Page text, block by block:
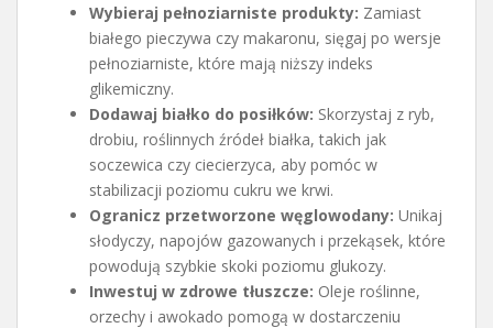
Wybieraj pełnoziarniste produkty: Zamiast
białego pieczywa czy makaronu, sięgaj po wersje
pełnoziarniste, które mają niższy indeks
glikemiczny.
Dodawaj białko do posiłków: Skorzystaj z ryb,
drobiu, roślinnych źródeł białka, takich jak
soczewica czy ciecierzyca, aby pomóc w
stabilizacji poziomu cukru we krwi.
Ogranicz przetworzone węglowodany: Unikaj
słodyczy, napojów gazowanych i przekąsek, które
powodują szybkie skoki poziomu glukozy.
Inwestuj w zdrowe tłuszcze: Oleje roślinne,
orzechy i awokado pomogą w dostarczeniu